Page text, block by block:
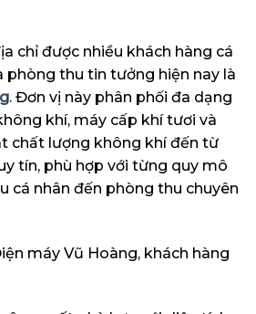
chỉ được nhiều khách hàng cá
phòng thu tin tưởng hiện nay là
. Đơn vị này phân phối đa dạng
khí, máy cấp khí tươi và
chất lượng không khí đến từ
tín, phù hợp với từng quy mô
cá nhân đến phòng thu chuyên
máy Vũ Hoàng, khách hàng